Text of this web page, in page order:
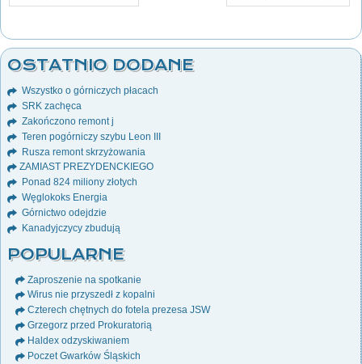
OSTATNIO DODANE
Wszystko o górniczych płacach
SRK zachęca
Zakończono remont j
Teren pogórniczy szybu Leon III
Rusza remont skrzyżowania
ZAMIAST PREZYDENCKIEGO
Ponad 824 miliony złotych
Węglokoks Energia
Górnictwo odejdzie
Kanadyjczycy zbudują
POPULARNE
Zaproszenie na spotkanie
Wirus nie przyszedł z kopalni
Czterech chętnych do fotela prezesa JSW
Grzegorz przed Prokuratorią
Haldex odzyskiwaniem
Poczet Gwarków Śląskich